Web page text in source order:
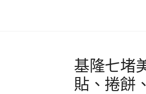
基隆七堵
貼、捲餅